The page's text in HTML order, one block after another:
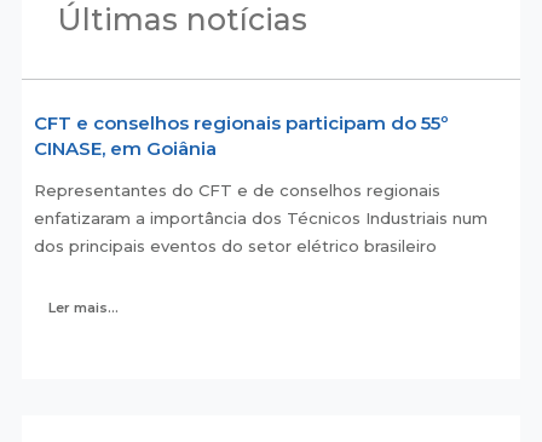
Últimas notícias
CFT e conselhos regionais participam do 55º
CINASE, em Goiânia
Representantes do CFT e de conselhos regionais
enfatizaram a importância dos Técnicos Industriais num
dos principais eventos do setor elétrico brasileiro
Ler mais...